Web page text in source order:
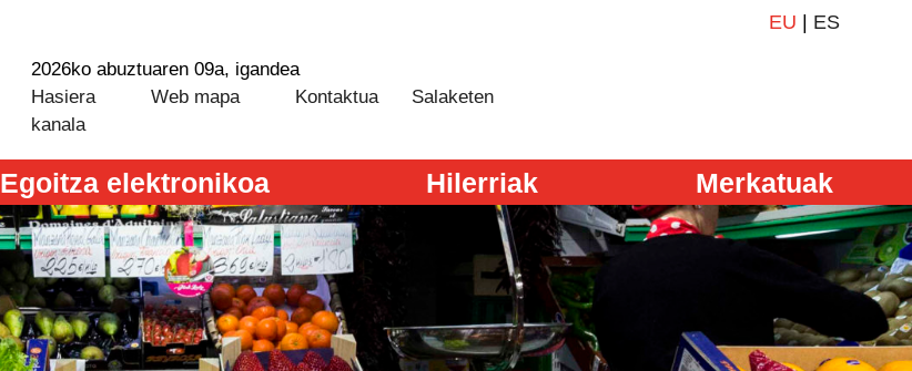
EU ES
2026ko abuztuaren 09a, igandea
Hasiera Web mapa Kontaktua
Salaketen
kanala
Egoitza elektronikoa Hilerriak Merkatuak